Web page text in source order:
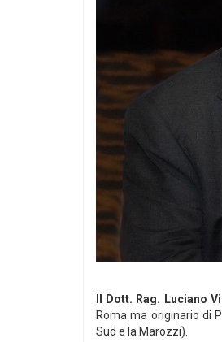
Il Dott. Rag. Luciano
Roma ma originario di
Sud e la Marozzi).